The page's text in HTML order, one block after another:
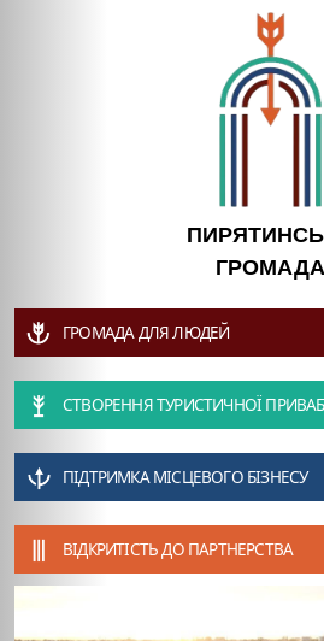
ГРОМАДА
ГРОМАДА ДЛЯ ЛЮДЕЙ
СТВОРЕННЯ ТУРИСТИЧНОЇ
ПІДТРИМКА МІСЦЕВОГО БІЗНЕСУ
ВІДКРИТІСТЬ ДО ПАРТНЕРСТВА